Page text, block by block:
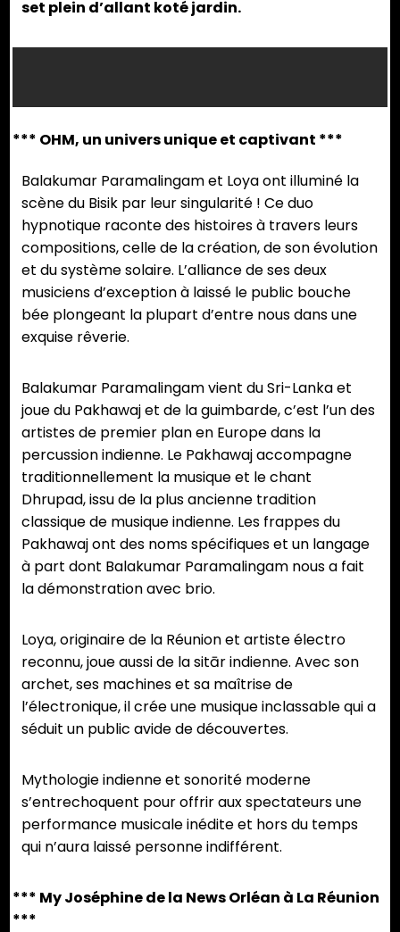
set plein d’allant koté jardin.
Iris
Mardémoutout
Mardémoutout
Mardémoutout
Mardémoutout
Mardémoutout
Mardémoutout
Mardémoutout
Mardémoutout
Mardémoutout
Mardémoutout
Mardémoutout
*** OHM, un univers unique et captivant ***
Balakumar Paramalingam et Loya ont illuminé la
scène du Bisik par leur singularité ! Ce duo
hypnotique raconte des histoires à travers leurs
compositions, celle de la création, de son évolution
et du système solaire. L’alliance de ses deux
musiciens d’exception à laissé le public bouche
bée plongeant la plupart d’entre nous dans une
exquise rêverie.
Balakumar Paramalingam vient du Sri-Lanka et
joue du Pakhawaj et de la guimbarde, c’est l’un des
artistes de premier plan en Europe dans la
percussion indienne. Le Pakhawaj accompagne
traditionnellement la musique et le chant
Dhrupad, issu de la plus ancienne tradition
classique de musique indienne. Les frappes du
Pakhawaj ont des noms spécifiques et un langage
à part dont Balakumar Paramalingam nous a fait
la démonstration avec brio.
Loya, originaire de la Réunion et artiste électro
reconnu, joue aussi de la sitār indienne. Avec son
archet, ses machines et sa maîtrise de
l’électronique, il crée une musique inclassable qui a
séduit un public avide de découvertes.
Mythologie indienne et sonorité moderne
s’entrechoquent pour offrir aux spectateurs une
performance musicale inédite et hors du temps
qui n’aura laissé personne indifférent.
*** My Joséphine de la News Orléan à La Réunion
***